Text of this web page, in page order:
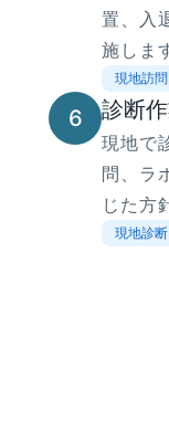
置、入
施しま
現地訪問
6 診断
現地で
問、ラ
じた方
現地診断